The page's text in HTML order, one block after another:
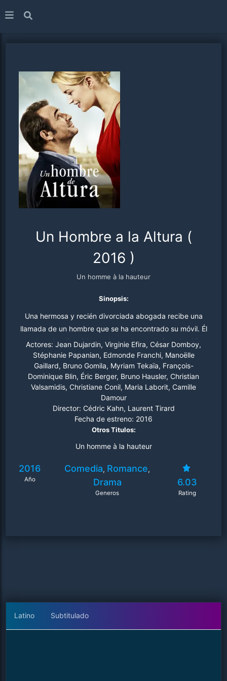
Un Hombre a la Altura (
2016 )
Un homme à la hauteur
Sinopsis:
Una hermosa y recién divorciada abogada recibe una
llamada de un hombre que se ha encontrado su móvil. Él
es educado, divertido y culto, y ella cae bajo su hechizo.
Tienen una cita, pero su encuentro no es el esperado.
Con el ganador del Oscar Jean Dujardin.
Actores: Jean Dujardin, Virginie Efira, César Domboy,
Stéphanie Papanian, Edmonde Franchi, Manoëlle
Gaillard, Bruno Gomila, Myriam Tekaïa, François-
Dominique Blin, Éric Berger, Bruno Hausler, Christian
Valsamidis, Christiane Conil, Maria Laborit, Camille
Damour
Director: Cédric Kahn, Laurent Tirard
Fecha de estreno: 2016
Otros Titulos:
Un homme à la hauteur
2016
Año
Comedia, Romance,
Drama
Generos
6.03
Rating
Latino Subtitulado